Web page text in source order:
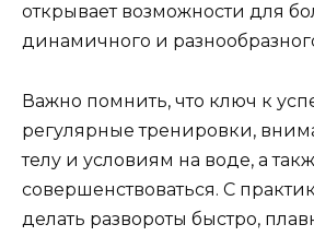
открывает возможности для
динамичного и
Важно помнить, что ключ к
регулярные тренировки,
телу и условиям на воде, а
совершенствоваться. С
делать развороты быстро,